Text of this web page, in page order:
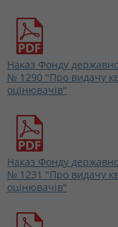
Наказ Фонду
№ 1290 "Про видачу
оцінювачів"
Наказ Фонду
№ 1231 "Про видачу
оцінювачів"